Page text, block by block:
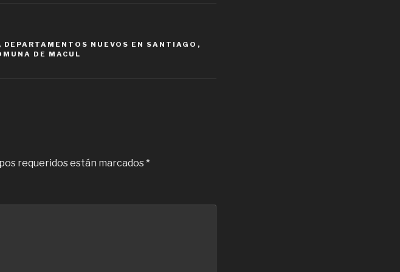
, DEPARTAMENTOS NUEVOS EN SANTIAGO ,
DE MACUL
requeridos están marcados*